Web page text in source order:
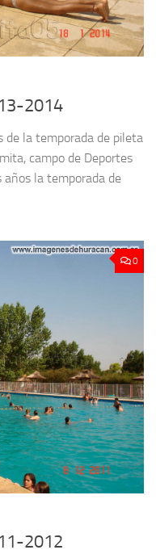
2014
de la temporada de pileta
campo de Deportes
la temporada de
0
2012